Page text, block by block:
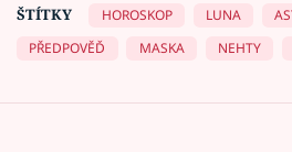
ŠTÍTKY
HOROSKOP LUNA
PŘEDPOVĚĎ
MASKA NEHTY